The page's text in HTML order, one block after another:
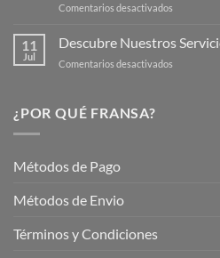
Plantas
Comentarios desactivados
tu
Jardín
11
Jul
Descubre Nuestros
Comentarios desactivados
¿POR QUÉ FRANSA?
Métodos de Pago
Métodos de Envio
Términos y Condiciones